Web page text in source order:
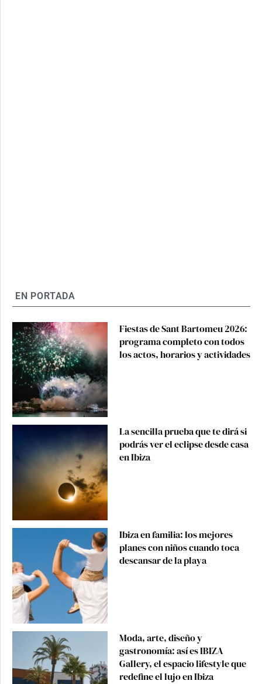
EN PORTADA
Fiestas de Sant Bartomeu 2026:
programa completo con todos
los actos, horarios y actividades
La sencilla prueba que te dirá si
podrás ver el eclipse desde casa
en Ibiza
Ibiza en familia: los mejores
planes con niños cuando toca
descansar de la playa
Moda, arte, diseño y
gastronomía: así es IBIZA
Gallery, el espacio lifestyle que
redefine el lujo en Ibiza